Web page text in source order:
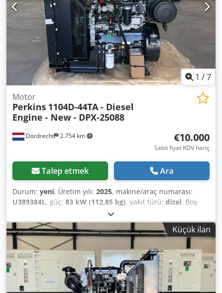
1 /7
Dordrecht 2.754 km
Motor
Perkins 1104D-44TA - Diesel
Engine - New - DPX-25088
€10.000
Sabit fiyat KDV hariç
Talep etmek Ara
Durum: yeni, Üretim yılı: 2025, makine/araç numarası:
U389384L, güç: 83 kW (112,85 bg), yakıt türü: dizel, Boş
ağırlık: 567 kg Motor markası: Perkins Yük alanı ölçüleri:
126 x 73 x 96 cm Emisyon seviyesi: Stage IIIA / Tier IV
interim Dsdpfx Asv Tudrsg Sjck Devir: 2200 Üretim ülkesi:
Birleşik Krallık Daha fazla bilgi için DPX ekibiyle iletişime
geçin.
Küçük ilan